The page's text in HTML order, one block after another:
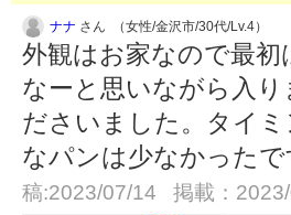
ナナ さん （女性/金沢市/30代/Lv.4）
外観はお家なので最
なーと思いながら入
ださいました。タイ
なパンは少なかった
稿:2023/07/14 掲載：2023/